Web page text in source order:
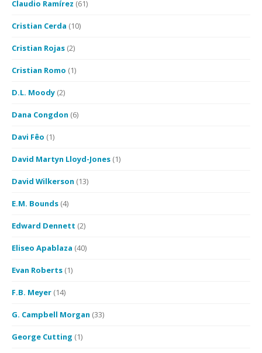
Claudio Ramírez (61)
Cristian Cerda (10)
Cristian Rojas (2)
Cristian Romo (1)
D.L. Moody (2)
Dana Congdon (6)
Davi Fêo (1)
David Martyn Lloyd-Jones (1)
David Wilkerson (13)
E.M. Bounds (4)
Edward Dennett (2)
Eliseo Apablaza (40)
Evan Roberts (1)
F.B. Meyer (14)
G. Campbell Morgan (33)
George Cutting (1)